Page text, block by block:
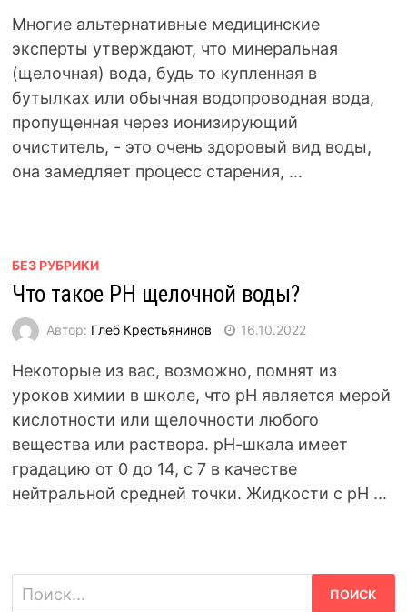
Многие альтернативные медицинские
эксперты утверждают, что минеральная
(щелочная) вода, будь то купленная в
бутылках или обычная водопроводная вода,
пропущенная через ионизирующий
очиститель, - это очень здоровый вид воды,
она замедляет процесс старения, ...
БЕЗ РУБРИКИ
Что такое PH щелочной воды?
Автор: Глеб Крестьянинов 16.10.2022
Некоторые из вас, возможно, помнят из
уроков химии в школе, что рН является мерой
кислотности или щелочности любого
вещества или раствора. рН-шкала имеет
градацию от 0 до 14, с 7 в качестве
нейтральной средней точки. Жидкости с рН ...
Найти: